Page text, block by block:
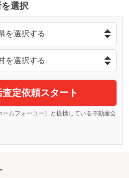
選択
査定依頼スタート
ームフォーユー）と提携している不動産会